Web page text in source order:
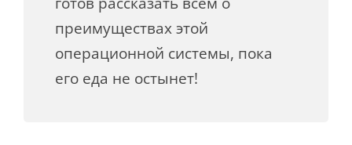
преимуществах этой
операционной системы, пока
его еда не остынет!